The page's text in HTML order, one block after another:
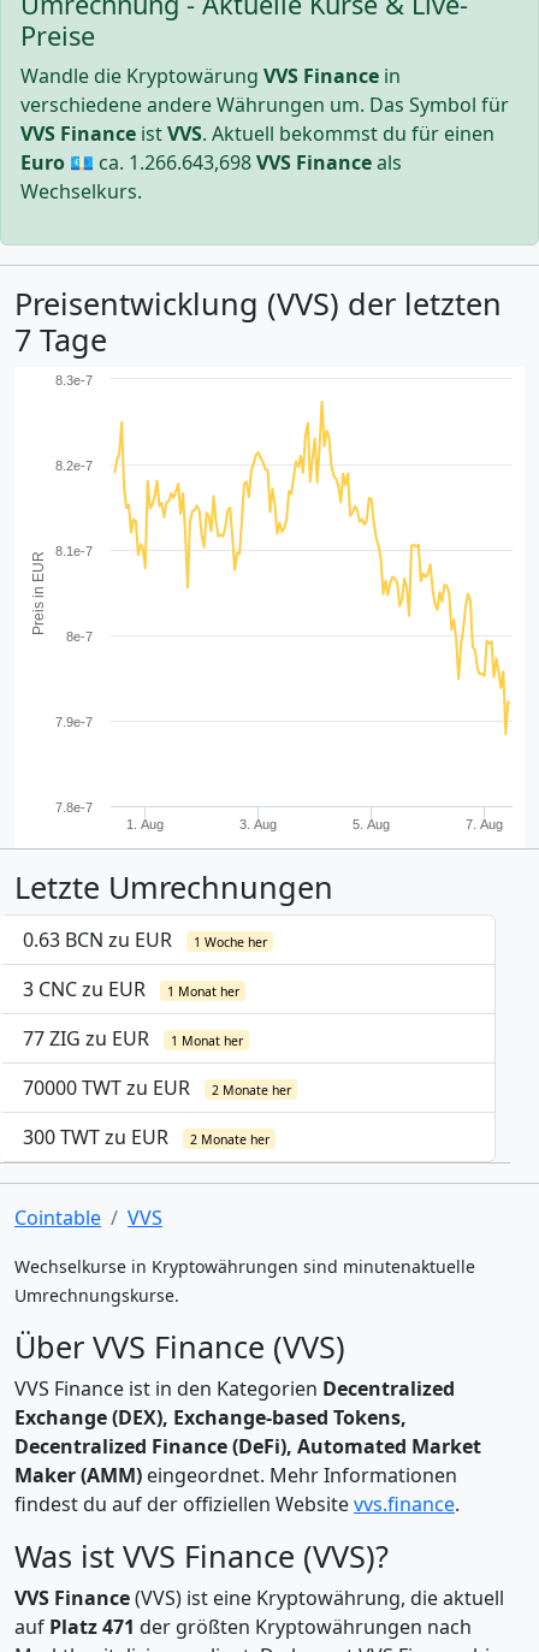
Preise
Wandle die Kryptowärung VVS Finance in
verschiedene andere Währungen um. Das Symbol für
VVS Finance istVVS. Aktuell bekommst du für einen
Euro 💶 ca. 1.266.643,698VVS Financeals
Wechselkurs.
Preisentwicklung (VVS) der letzten
7 Tage
Preis in EUR
1. Aug 3. Aug 5. Aug 7. Aug
7.8e-7
7.9e-7
8e-7
8.1e-7
8.2e-7
8.3e-7
Letzte Umrechnungen
0.63 BCN zu EUR 1 Woche her
3 CNC zu EUR 1 Monat her
77 ZIG zu EUR 1 Monat her
70000 TWT zu EUR 2 Monate her
300 TWT zu EUR 2 Monate her
Cointable VVS
Wechselkurse in Kryptowährungen sind minutenaktuelle
Umrechnungskurse.
Über VVS Finance (VVS)
VVS Finance ist in den Kategorien Decentralized
Exchange (DEX), Exchange-based Tokens,
Decentralized Finance (DeFi), Automated Market
Maker (AMM) eingeordnet. Mehr Informationen
findest du auf der offiziellen Websitevvs.finance.
Was ist VVS Finance (VVS)?
VVS Finance(VVS) ist eine Kryptowährung, die aktuell
auf Platz 471 der größten Kryptowährungen nach